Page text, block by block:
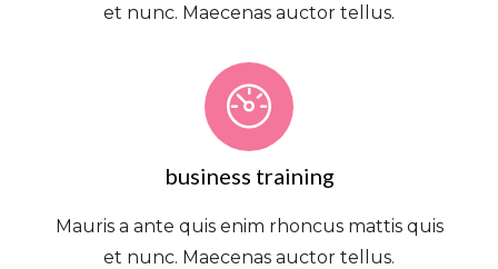
et nunc. Maecenas auctor tellus.
business training
Mauris a ante quis enim rhoncus mattis quis
et nunc. Maecenas auctor tellus.